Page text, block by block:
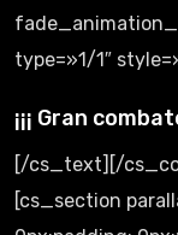
type=»1/1″
¡¡¡ Gran
[/cs_text][/
[cs_section